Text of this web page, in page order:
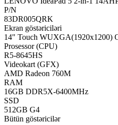
P/N
83DR005QRK
Ekran göstəriciləri
14" Touch WUXGA(1920x1200)
Prosessor (CPU)
R5-8645HS
Videokart (GFX)
AMD Radeon 760M
RAM
16GB DDR5X-6400MHz
SSD
512GB G4
Bütün göstəricilər